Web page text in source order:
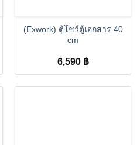
(Exwork) ตู้โชว์ตู้เอกสาร 40
cm
6,590 ฿